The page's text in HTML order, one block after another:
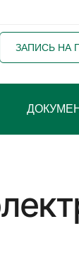
ЗАПИСЬ НА